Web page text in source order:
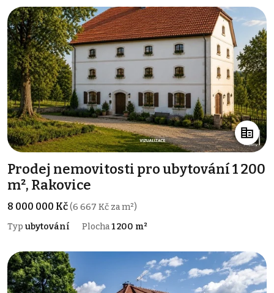
Prodej nemovitosti pro ubytování 1 200
m², Rakovice
8 000 000 Kč(6 667 Kč za m²)
Typ ubytování Plocha1 200 m²